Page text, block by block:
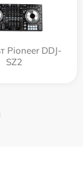
Pioneer DDJ-
SZ2